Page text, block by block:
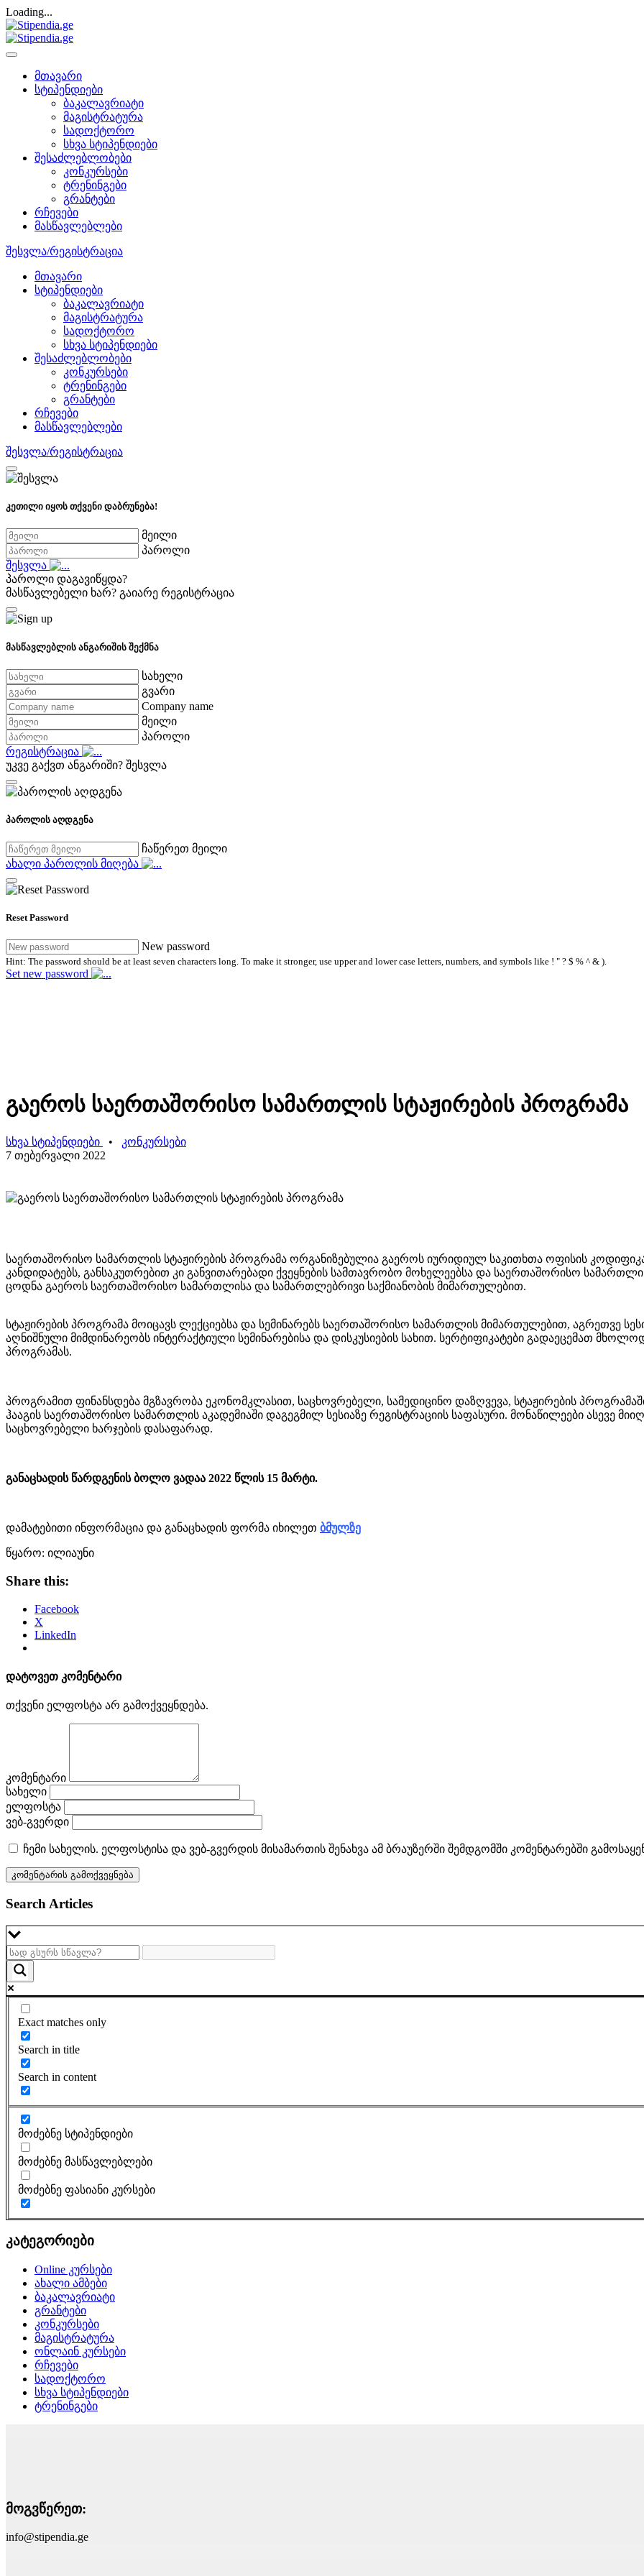
Loading...
მთავარი
სტიპენდიები
ბაკალავრიატი
მაგისტრატურა
სადოქტორო
სხვა სტიპენდიები
შესაძლებლობები
კონკურსები
ტრენინგები
გრანტები
რჩევები
მასწავლებლები
შესვლა/რეგისტრაცია
მთავარი
სტიპენდიები
ბაკალავრიატი
მაგისტრატურა
სადოქტორო
სხვა სტიპენდიები
შესაძლებლობები
კონკურსები
ტრენინგები
გრანტები
რჩევები
მასწავლებლები
შესვლა/რეგისტრაცია
კეთილი იყოს თქვენი დაბრუნება!
მეილი
პაროლი
შესვლა
პაროლი დაგავიწყდა?
მასწავლებელი ხარ? გაიარე რეგისტრაცია
მასწავლებლის ანგარიშის შექმნა
სახელი
გვარი
Company name
მეილი
პაროლი
რეგისტრაცია
უკვე გაქვთ ანგარიში? შესვლა
პაროლის აღდგენა
ჩაწერეთ მეილი
ახალი პაროლის მიღება
Reset Password
New password
Hint: The password should be at least seven characters long. To make it stronger, use upper and lower case letters, numbers, and symbols like ! " ? $ % ^ & ).
Set new password
გაეროს საერთაშორისო სამართლის სტაჟირების პროგრამა
სხვა სტიპენდიები • კონკურსები
7 თებერვალი 2022
საერთაშორისო სამართლის სტაჟირების პროგრამა ორგანიზებულია გაეროს იურიდიულ საკითხთა ოფისის
კანდიდატებს, განსაკუთრებით კი განვითარებადი ქვეყნების სამთავრობო მოხელეებსა და საერთაშორისო
ცოდნა გაეროს საერთაშორისო სამართლისა და სამართლებრივი საქმიანობის მიმართულებით.
სტაჟირების პროგრამა მოიცავს ლექციებსა და სემინარებს საერთაშორისო სამართლის მიმართულებით, აგრეთვე
აღნიშნული მიმდინარეობს ინტერაქტიული სემინარებისა და დისკუსიების სახით. სერტიფიკატები გადაეცემათ
პროგრამას.
პროგრამით ფინანსდება მგზავრობა ეკონომკლასით, საცხოვრებელი, სამედიცინო დაზღვევა, სტაჟირების
ჰააგის საერთაშორისო სამართლის აკადემიაში დაგეგმილ სესიაზე რეგისტრაციის საფასური. მონაწილეები ასევე
საცხოვრებელი ხარჯების დასაფარად.
განაცხადის წარდგენის ბოლო ვადაა 2022 წლის 15 მარტი.
დამატებითი ინფორმაცია და განაცხადის ფორმა იხილეთ ბმულზე
წყარო: ილიაუნი
Share this:
Facebook
X
LinkedIn
დატოვეთ კომენტარი
თქვენი ელფოსტა არ გამოქვეყნდება.
კომენტარი
სახელი
ელფოსტა
ვებ-გვერდი
ჩემი სახელის. ელფოსტისა და ვებ-გვერდის მისამართის შენახვა ამ ბრაუზერში შემდგომში კომენტარებში
Search Articles
Exact matches only
Search in title
Search in content
მოძებნე სტიპენდიები
მოძებნე მასწავლებლები
მოძებნე ფასიანი კურსები
კატეგორიები
Online კურსები
ახალი ამბები
ბაკალავრიატი
გრანტები
კონკურსები
მაგისტრატურა
ონლაინ კურსები
რჩევები
სადოქტორო
სხვა სტიპენდიები
ტრენინგები
მოგვწერეთ:
info@stipendia.ge